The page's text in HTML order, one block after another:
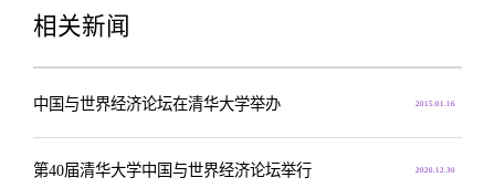
相关新闻
2015.01.16
中国与世界经济论坛在清华大学举办
2020.12.30
第40届清华大学中国与世界经济论坛举行